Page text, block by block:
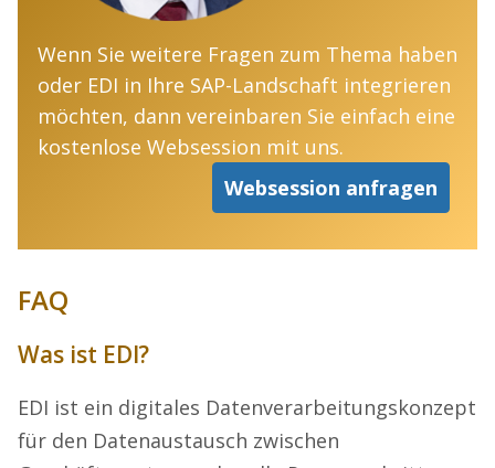
Wenn Sie weitere Fragen zum Thema haben
oder EDI in Ihre SAP-Landschaft integrieren
möchten, dann vereinbaren Sie einfach eine
kostenlose Websession mit uns.
Websession anfragen
FAQ
Was ist EDI?
EDI ist ein digitales Datenverarbeitungskonzept
für den Datenaustausch zwischen